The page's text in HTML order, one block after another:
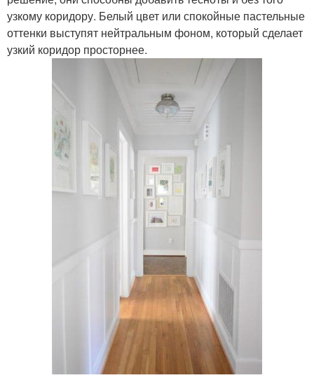
узкому коридору. Белый цвет или спокойные пастельные
оттенки выступят нейтральным фоном, который сделает
узкий коридор просторнее.